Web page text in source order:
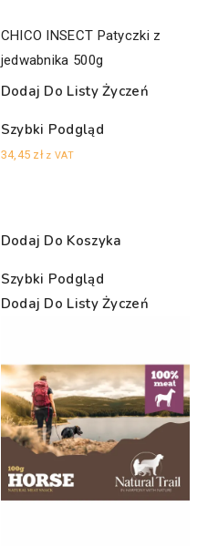
CHICO INSECT Patyczki z
jedwabnika 500g
Dodaj Do Listy Życzeń
Szybki Podgląd
34,45 zł z VAT
Dodaj Do Koszyka
Szybki Podgląd
Dodaj Do Listy Życzeń